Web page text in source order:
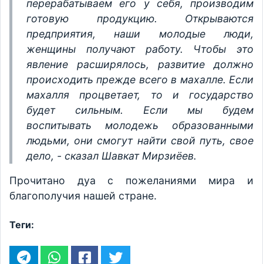
перерабатываем его у себя, производим
готовую продукцию. Открываются
предприятия, наши молодые люди,
женщины получают работу. Чтобы это
явление расширялось, развитие должно
происходить прежде всего в махалле. Если
махалля процветает, то и государство
будет сильным. Если мы будем
воспитывать молодежь образованными
людьми, они смогут найти свой путь, свое
дело, - сказал Шавкат Мирзиёев.
Прочитано дуа с пожеланиями мира и
благополучия нашей стране.
Теги: